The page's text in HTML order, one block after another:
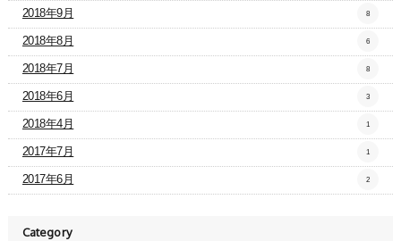
2018年9月 8
2018年8月 6
2018年7月 8
2018年6月 3
2018年4月 1
2017年7月 1
2017年6月 2
Category